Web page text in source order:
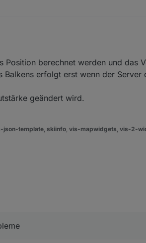
Klick auf Rahmen klappt, in Margin nicht.
Position berechnet werden und das
erfolgt erst wenn der Server
geändert wird.
json-template, skiinfo, vis-mapwidgets, vis-2-